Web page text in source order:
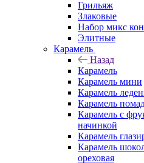
Грильяж
Злаковые
Набор микс
Элитные
Карамель
Назад
Карамель
Карамель мини
Карамель
Карамель
Карамель с
начинкой
Карамель
Карамель
ореховая